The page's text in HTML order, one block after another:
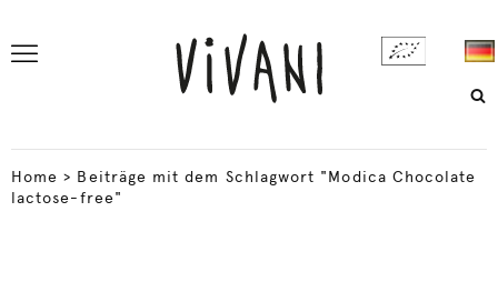
Home > Beiträge mit dem Schlagwort "Modica Chocolate
lactose-free"